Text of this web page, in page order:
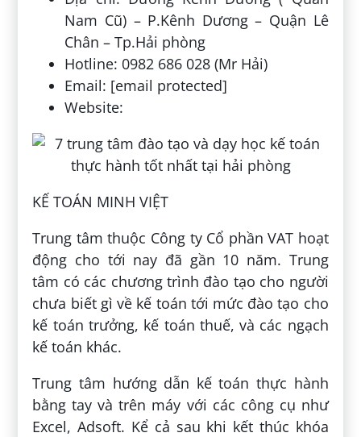
Nam Cũ) – P.Kênh Dương – Quận Lê
Chân – Tp.Hải phòng
Hotline: 0982 686 028 (Mr Hải)
Email: [email protected]
Website:
KẾ TOÁN MINH VIỆT
Trung tâm thuộc Công ty Cổ phần VAT hoạt
động cho tới nay đã gần 10 năm. Trung
tâm có các chương trình đào tạo cho người
chưa biết gì về kế toán tới mức đào tạo cho
kế toán trưởng, kế toán thuế, và các ngạch
kế toán khác.
Trung tâm hướng dẫn kế toán thực hành
bằng tay và trên máy với các công cụ như
Excel, Adsoft. Kể cả sau khi kết thúc khóa